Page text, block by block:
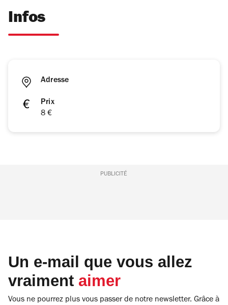
Infos
Adresse
Prix
8 €
PUBLICITÉ
Un e-mail que vous allez
vraiment aimer
Vous ne pourrez plus vous passer de notre newsletter. Grâce à